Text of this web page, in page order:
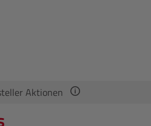
Aktionen